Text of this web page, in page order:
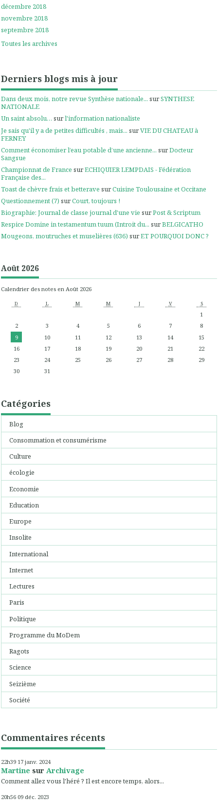
décembre 2018
novembre 2018
septembre 2018
Toutes les archives
Derniers blogs mis à jour
Dans deux mois, notre revue Synthèse nationale... surSYNTHESE
NATIONALE
Un saint absolu… surl'information nationaliste
Je sais qu'il y a de petites difficultés , mais... surVIE DU CHATEAU à
FERNEY
Comment économiser l’eau potable d’une ancienne... surDocteur
Sangsue
Championnat de France surECHIQUIER LEMPDAIS - Fédération
Française des...
Toast de chèvre frais et betterave surCuisine Toulousaine et Occitane
Questionnement (7) surCourt, toujours !
Biographie: Journal de classe journal d'une vie surPost & Scriptum
Respice Domine in testamentum tuum (Introit du... surBELGICATHO
Mougeons, moutruches et muselières (636) surET POURQUOI DONC ?
Août 2026
Calendrier des notes en Août 2026
D L M M J V S
1
2
3 4 5 6 7
8
9
10 11 12 13 14
15
16
17 18 19 20 21
22
23
24 25 26 27 28
29
30
31
Catégories
Blog
Consommation et consumérisme
Culture
écologie
Economie
Education
Europe
Insolite
International
Internet
Lectures
Paris
Politique
Programme du MoDem
Ragots
Science
Seizième
Société
Commentaires récents
22h39 17 janv. 2024
Martine sur Archivage
Comment allez vous l'héré ? Il est encore temps, alors...
20h56 09 déc. 2023